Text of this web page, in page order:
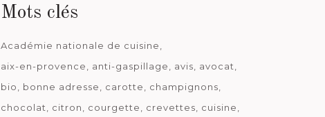
Mots clés
Académie nationale de cuisine
aix-en-provence
anti-gaspillage avis
avocat
bio
bonne adresse carotte
champignons
chocolat
citron courgette crevettes
cuisine